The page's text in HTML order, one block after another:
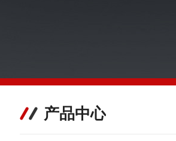
产品中心